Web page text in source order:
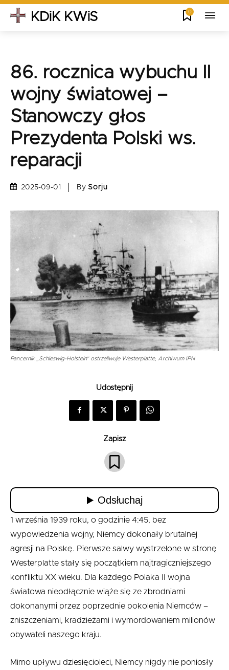
KDiK KWiS 0
86. rocznica wybuchu II
wojny światowej –
Stanowczy głos
Prezydenta Polski ws.
reparacji
2025-09-01 By Sorju
Pancernik „Schleswig-Holstein” ostrzeliwuje Westerplatte, Archiwum IPN
Udostępnij
Zapisz
1 września 1939 roku, o godzinie 4:45, bez
wypowiedzenia wojny, Niemcy dokonały brutalnej
agresji na Polskę. Pierwsze salwy wystrzelone w stronę
Westerplatte stały się początkiem najtragiczniejszego
konfliktu XX wieku. Dla każdego Polaka II wojna
światowa nieodłącznie wiąże się ze zbrodniami
dokonanymi przez poprzednie pokolenia Niemców –
zniszczeniami, kradzieżami i wymordowaniem milionów
obywateli naszego kraju.
Mimo upływu dziesięcioleci, Niemcy nigdy nie poniosły